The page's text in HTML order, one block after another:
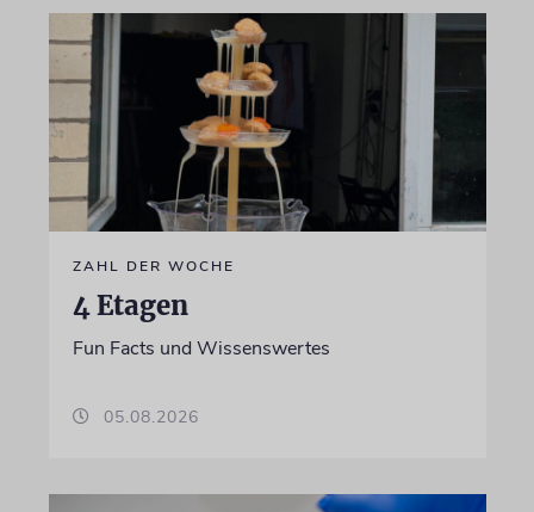
ZAHL DER WOCHE
4 Etagen
Fun Facts und Wissenswertes
05.08.2026